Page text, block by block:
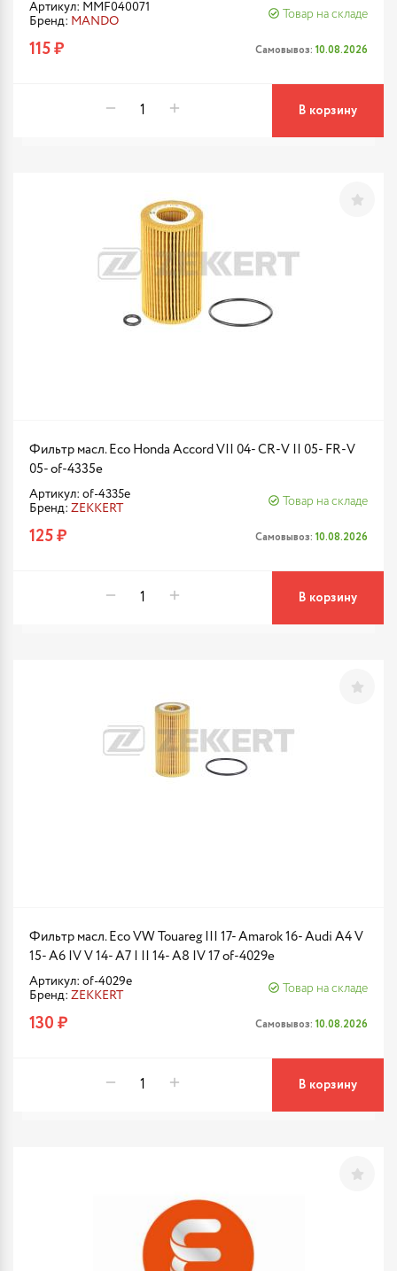
Артикул: MMF040071
Бренд: MANDO
Товар на складе
115 ₽ Самовывоз: 10.08.2026
В корзину
Фильтр масл. Eco Honda Accord VII 04- CR-V II 05- FR-V
05- of-4335e
Артикул: of-4335e
Бренд: ZEKKERT
Товар на складе
125 ₽ Самовывоз: 10.08.2026
В корзину
Фильтр масл. Eco VW Touareg III 17- Amarok 16- Audi A4 V
15- A6 IV V 14- A7 I II 14- A8 IV 17 of-4029e
Артикул: of-4029e
Бренд: ZEKKERT
Товар на складе
130 ₽ Самовывоз: 10.08.2026
В корзину